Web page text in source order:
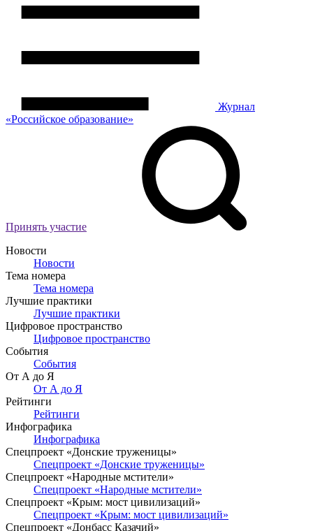
Журнал
«Российское образование»
Принять участие
Новости
Новости
Тема номера
Тема номера
Лучшие практики
Лучшие практики
Цифровое пространство
Цифровое пространство
События
События
От А до Я
От А до Я
Рейтинги
Рейтинги
Инфографика
Инфографика
Спецпроект «Донские труженицы»
Спецпроект «Донские труженицы»
Спецпроект «Народные мстители»
Спецпроект «Народные мстители»
Спецпроект «Крым: мост цивилизаций»
Спецпроект «Крым: мост цивилизаций»
Спецпроект «Донбасс Казачий»